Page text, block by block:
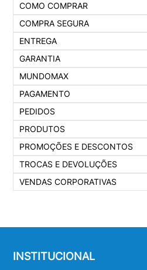
COMO COMPRAR
COMPRA SEGURA
ENTREGA
GARANTIA
MUNDOMAX
PAGAMENTO
PEDIDOS
PRODUTOS
PROMOÇÕES E DESCONTOS
TROCAS E DEVOLUÇÕES
VENDAS CORPORATIVAS
INSTITUCIONAL